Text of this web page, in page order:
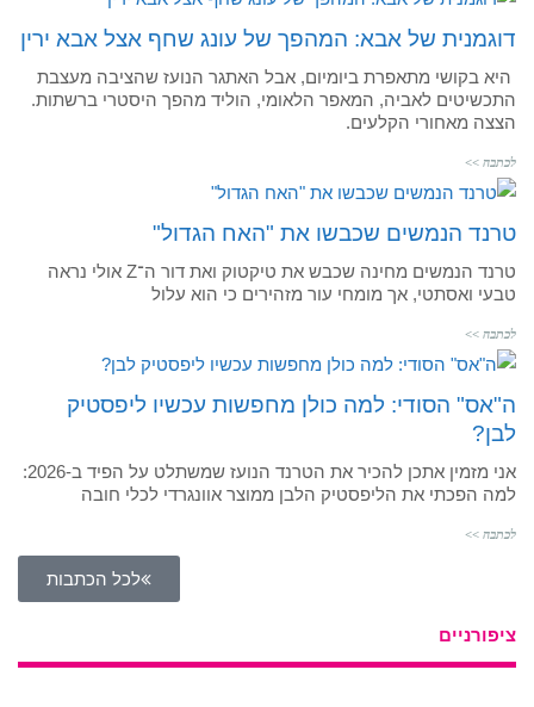
דוגמנית של אבא: המהפך של עונג שחף אצל אבא ירין
היא בקושי מתאפרת ביומיום, אבל האתגר הנועז שהציבה מעצבת
התכשיטים לאביה, המאפר הלאומי, הוליד מהפך היסטרי ברשתות.
הצצה מאחורי הקלעים.
לכתבה >>
טרנד הנמשים שכבשו את "האח הגדול"
טרנד הנמשים מחינה שכבש את טיקטוק ואת דור ה־Z אולי נראה
טבעי ואסתטי, אך מומחי עור מזהירים כי הוא עלול
לכתבה >>
ה"אס" הסודי: למה כולן מחפשות עכשיו ליפסטיק
לבן?
אני מזמין אתכן להכיר את הטרנד הנועז שמשתלט על הפיד ב-2026:
למה הפכתי את הליפסטיק הלבן ממוצר אוונגרדי לכלי חובה
לכתבה >>
לכל הכתבות
ציפורניים